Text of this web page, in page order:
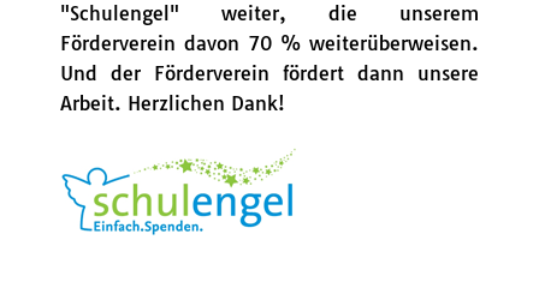
"Schulengel" weiter, die unserem
Förderverein davon 70 % weiterüberweisen.
Und der Förderverein fördert dann unsere
Arbeit. Herzlichen Dank!